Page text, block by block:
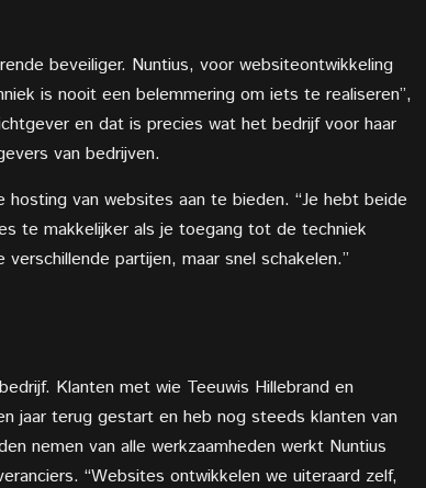
beveiliger. Nuntius, voor websiteontwikkeling
is nooit een belemmering om iets te realiseren”,
en dat is precies wat het bedrijf voor haar
van bedrijven.
van websites aan te bieden. “Je hebt beide
te makkelijker als je toegang tot de techniek
partijen, maar snel schakelen.”
Klanten met wie Teeuwis Hillebrand en
jaar terug gestart en heb nog steeds klanten van
nemen van alle werkzaamheden werkt Nuntius
“Websites ontwikkelen we uiteraard zelf,